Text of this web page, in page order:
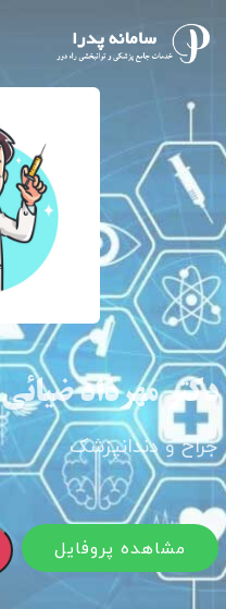
دکتر مهرداد ضیائی
جراح و دندانپزشک
مشاهده پروفایل